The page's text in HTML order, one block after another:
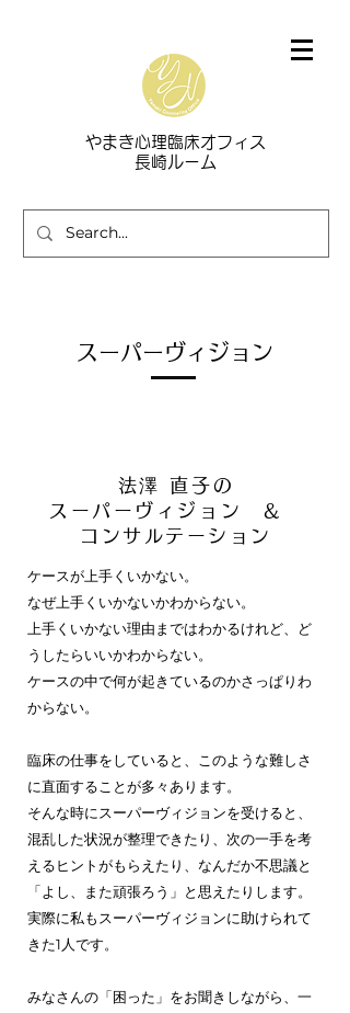
​やまき心理臨床オフィス
長崎ルーム
スーパーヴィジョン
法澤 直子の
スーパーヴィジョン &
コンサルテーション
ケースが上手くいかない。
なぜ上手くいかないかわからない。
上手くいかない理由まではわかるけれど、ど
うしたらいいかわからない。
ケースの中で何が起きているのかさっぱりわ
からない。
臨床の仕事をしていると、このような難しさ
に直面することが多々あります。
そんな時にスーパーヴィジョンを受けると、
混乱した状況が整理できたり、次の一手を考
えるヒントがもらえたり、なんだか不思議と
「よし、また頑張ろう」と思えたりします。
実際に私もスーパーヴィジョンに助けられて
きた1人です。
みなさんの「困った」をお聞きしながら、一